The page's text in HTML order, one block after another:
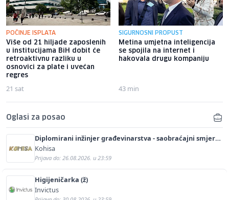
POČINJE ISPLATA
Više od 21 hiljade zaposlenih
u institucijama BiH dobit će
retroaktivnu razliku u
osnovici za plate i uvećan
regres
21 sat
SIGURNOSNI PROPUST
Metina umjetna inteligencija
se spojila na internet i
hakovala drugu kompaniju
43 min
Oglasi za posao
Diplomirani inžinjer građevinarstva - saobraćajni smjer
(m/ž)
Kohisa
Prijava do: 26.08.2026. u 23:59
Higijeničarka (ž)
Invictus